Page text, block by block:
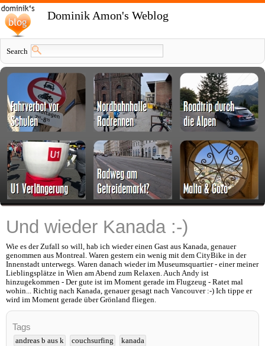
Dominik Amon's Weblog
Search
Und wieder Kanada :-)
Wie es der Zufall so will, hab ich wieder einen Gast aus Kanada, genauer
genommen aus Montreal. Waren gestern ein wenig mit dem CityBike in der
Innenstadt unterwegs. Waren danach wieder im Museumsquartier - einer meiner
Lieblingsplätze in Wien am Abend zum Relaxen. Auch Andy ist
hinzugekommen - Der gute ist im Moment gerade im Flugzeug - Ratet mal
wohin... Richtig nach Kanada, genauer gesagt nach Vancouver :-) Ich tippe er
wird im Moment gerade über Grönland fliegen.
Tags
andreas b aus k couchsurfing kanada